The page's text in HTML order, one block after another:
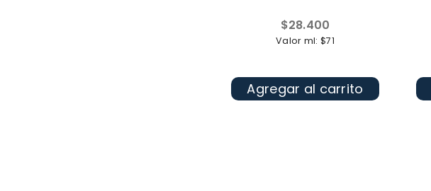
Precio
habitual
$28.400
Valor ml: $71
Agregar al carrito